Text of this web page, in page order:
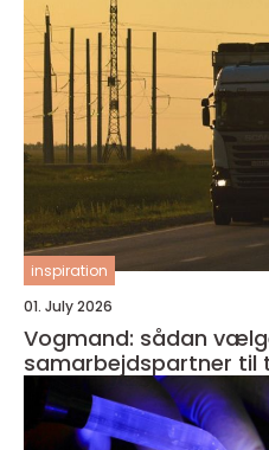
inspiration
01. July 2026
Vogmand: sådan
samarbejdspartner til